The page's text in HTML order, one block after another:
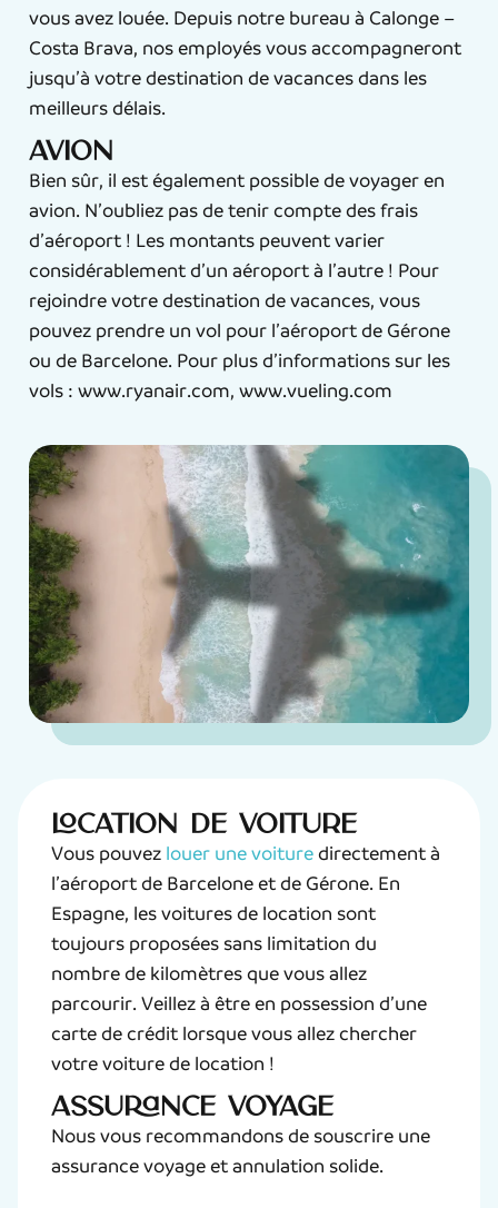
vous avez louée. Depuis notre bureau à Calonge –
Costa Brava, nos employés vous accompagneront
jusqu’à votre destination de vacances dans les
meilleurs délais.
Avion
Bien sûr, il est également possible de voyager en
avion. N’oubliez pas de tenir compte des frais
d’aéroport ! Les montants peuvent varier
considérablement d’un aéroport à l’autre ! Pour
rejoindre votre destination de vacances, vous
pouvez prendre un vol pour l’aéroport de Gérone
ou de Barcelone. Pour plus d’informations sur les
vols : www.ryanair.com, www.vueling.com
Location de voiture
Vous pouvez louer une voiture directement à
l’aéroport de Barcelone et de Gérone. En
Espagne, les voitures de location sont
toujours proposées sans limitation du
nombre de kilomètres que vous allez
parcourir. Veillez à être en possession d’une
carte de crédit lorsque vous allez chercher
votre voiture de location !
Assurance voyage
Nous vous recommandons de souscrire une
assurance voyage et annulation solide.